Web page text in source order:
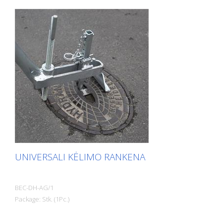
- Ergonomiškas ir lankstus. -
Nenaudojama išorinė energija. - Nereikia
valyti svirties angų. - Nereikia net svirties
UNIVERSALI KĖLIMO RANKENA
BEC-DH-AG/1
Package: Stk. (1Pc.)